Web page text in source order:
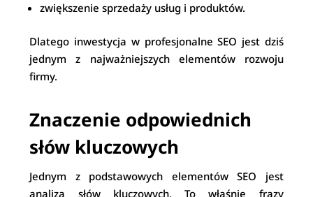
zwiększenie sprzedaży usług i produktów.
Dlatego inwestycja w profesjonalne SEO jest dziś
jednym z najważniejszych elementów rozwoju
firmy.
Znaczenie odpowiednich
słów kluczowych
Jednym z podstawowych elementów SEO jest
analiza słów kluczowych. To właśnie frazy